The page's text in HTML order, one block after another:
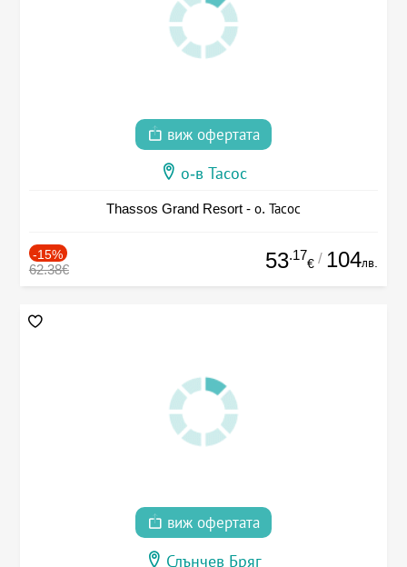
виж офертата
о-в Тасос
Thassos Grand Resort - о. Тасос
-15%
62.38€ 53.17
€ / 104лв.
виж офертата
Слънчев Бряг